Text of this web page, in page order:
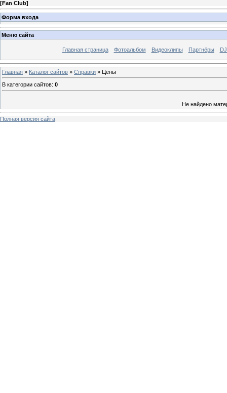
[Fan Club]
Форма входа
Меню сайта
Главная страница Фотоальбом Видеоклипы Партнёры
Главная » Каталог сайтов » Справки » Цены
В категории сайтов: 0
Не найдено
Полная версия сайта